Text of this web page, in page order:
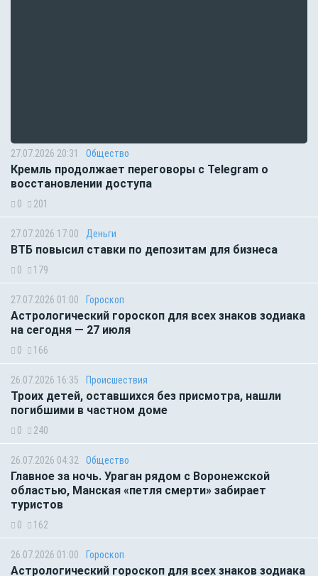
27.07.2026 20:31 Общество
Кремль продолжает переговоры с Telegram о
восстановлении доступа
0 201
27.07.2026 17:00 Деньги
ВТБ повысил ставки по депозитам для бизнеса
0 179
27.07.2026 01:00 Гороскоп
Астрологический гороскоп для всех знаков зодиака
на сегодня — 27 июля
0 166
26.07.2026 16:35 Происшествия
Троих детей, оставшихся без присмотра, нашли
погибшими в частном доме
0 240
26.07.2026 04:32 Общество
Главное за ночь. Ураган рядом с Воронежской
областью, Манская «петля смерти» забирает
туристов
0 162
26.07.2026 01:00 Гороскоп
Астрологический гороскоп для всех знаков зодиака